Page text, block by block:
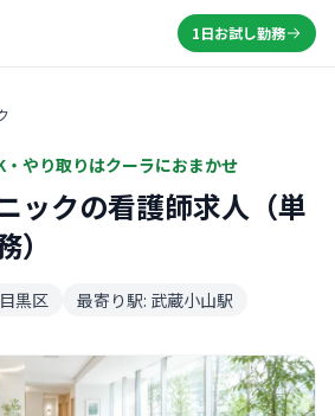
1日お試し勤務
やり取りはクーラにおまかせ
ックの看護師求人（単
黒区 最寄り駅: 武蔵小山駅